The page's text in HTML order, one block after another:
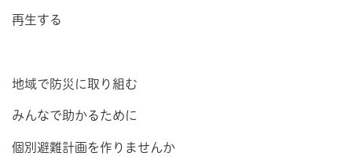
再生する
地域で防災に取り組む
みんなで助かるために
個別避難計画を作りませんか